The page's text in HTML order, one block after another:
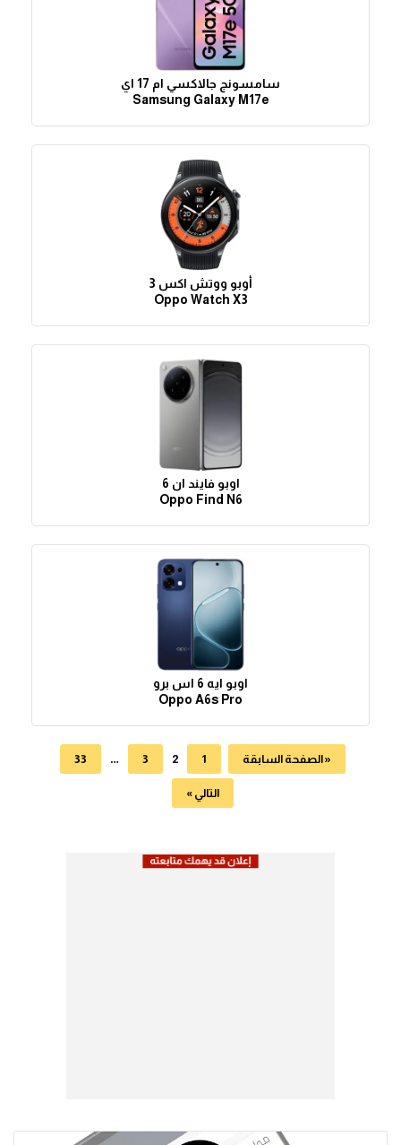
سامسونج جالاكسي ام 17 اي
Samsung Galaxy M17e
أوبو ووتش اكس 3
Oppo Watch X3
اوبو فايند ان 6
Oppo Find N6
اوبو ايه 6 اس برو
Oppo A6s Pro
« الصفحة السابقة 1
2
3
…
33
التالي »